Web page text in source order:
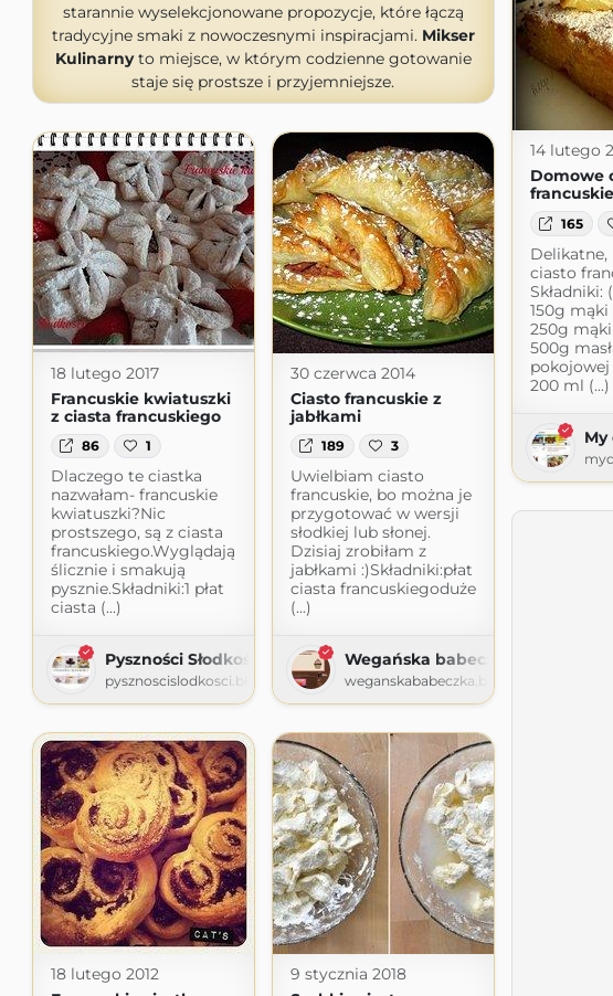
starannie wyselekcjonowane propozycje, które łączą
tradycyjne smaki z nowoczesnymi inspiracjami. Mikser
Kulinarnyto miejsce, w którym codzienne gotowanie
staje się prostsze i przyjemniejsze.
14 lutego
Domowe
francuskie
165
ciasto
Składniki:
150g
250g
500g
pokojowej
200 ml (...)
My
18 lutego 2017
Francuskie kwiatuszki
z ciasta francuskiego
86 1
Dlaczego te ciastka
nazwałam- francuskie
kwiatuszki?Nic
prostszego, są z ciasta
francuskiego.Wyglądają
ślicznie i smakują
pysznie.Składniki:1 płat
ciasta (...)
Pyszności Słodkości
pysznoscislodkosci.blogspot.com
30 czerwca 2014
Ciasto francuskie z
jabłkami
189 3
Uwielbiam ciasto
francuskie, bo można je
przygotować w wersji
słodkiej lub słonej.
Dzisiaj zrobiłam z
jabłkami :)Składniki:płat
ciasta francuskiegoduże
(...)
Wegańska babeczka
weganskababeczka.blogspot.com
18 lutego 2012
9 stycznia 2018